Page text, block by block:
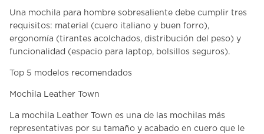
Una mochila para hombre sobresaliente debe cumplir tres
requisitos: material (cuero italiano y buen forro),
ergonomía (tirantes acolchados, distribución del peso) y
funcionalidad (espacio para laptop, bolsillos seguros).
Top 5 modelos recomendados
Mochila Leather Town
La mochila Leather Town es una de las mochilas más
representativas por su tamaño y acabado en cuero que le